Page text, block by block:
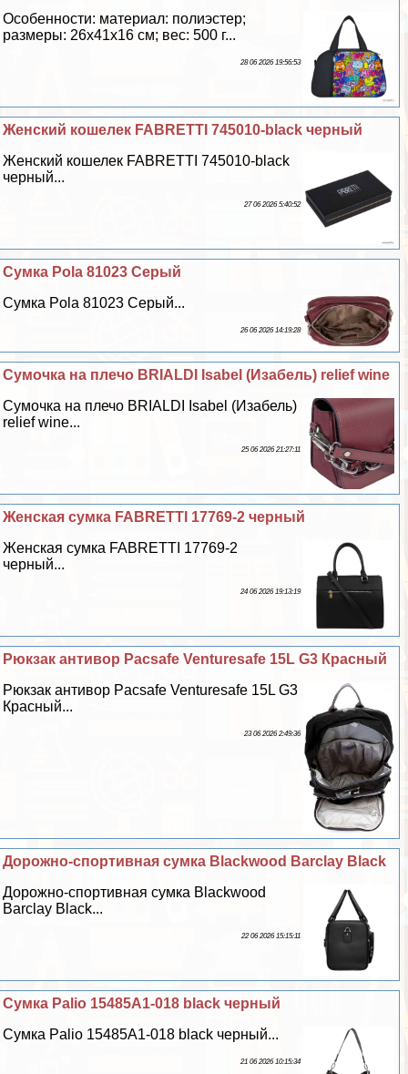
Особенности: материал: полиэстер;
размеры: 26х41х16 см; вес: 500 г...
28 06 2026 19:56:53
Женский кошелек FABRETTI 745010-black черный
Женский кошелек FABRETTI 745010-black
черный...
27 06 2026 5:40:52
Сумка Pola 81023 Серый
Сумка Pola 81023 Серый...
26 06 2026 14:19:28
Сумочка на плечо BRIALDI Isabel (Изабель) relief wine
Сумочка на плечо BRIALDI Isabel (Изабель)
relief wine...
25 06 2026 21:27:11
Женская сумка FABRETTI 17769-2 черный
Женская сумка FABRETTI 17769-2
черный...
24 06 2026 19:13:19
Рюкзак антивор Pacsafe Venturesafe 15L G3 Красный
Рюкзак антивор Pacsafe Venturesafe 15L G3
Красный...
23 06 2026 2:49:36
Дорожно-спортивная сумка Blackwood Barclay Black
Дорожно-спортивная сумка Blackwood
Barclay Black...
22 06 2026 15:15:11
Сумка Palio 15485A1-018 black черный
Сумка Palio 15485A1-018 black черный...
21 06 2026 10:15:34